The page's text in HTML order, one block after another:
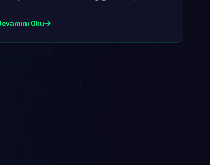
bu efsane, gerçeklerin üzerinin
Oku